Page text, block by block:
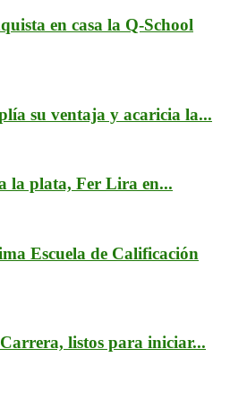
en casa la Q-School
su ventaja y acaricia la...
la plata, Fer Lira en...
Escuela de Calificación
listos para iniciar...